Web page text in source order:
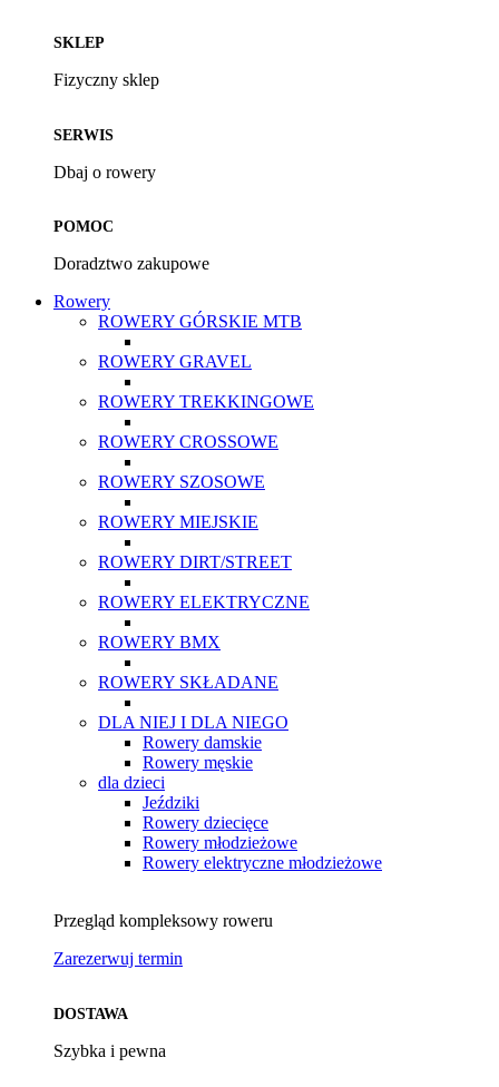
SKLEP
Fizyczny sklep
SERWIS
Dbaj o rowery
POMOC
Doradztwo zakupowe
Rowery
ROWERY GÓRSKIE MTB
ROWERY GRAVEL
ROWERY TREKKINGOWE
ROWERY CROSSOWE
ROWERY SZOSOWE
ROWERY MIEJSKIE
ROWERY DIRT/STREET
ROWERY ELEKTRYCZNE
ROWERY BMX
ROWERY SKŁADANE
DLA NIEJ I DLA NIEGO
Rowery damskie
Rowery męskie
dla dzieci
Jeździki
Rowery dziecięce
Rowery młodzieżowe
Rowery elektryczne młodzieżowe
Przegląd kompleksowy roweru
Zarezerwuj termin
DOSTAWA
Szybka i pewna